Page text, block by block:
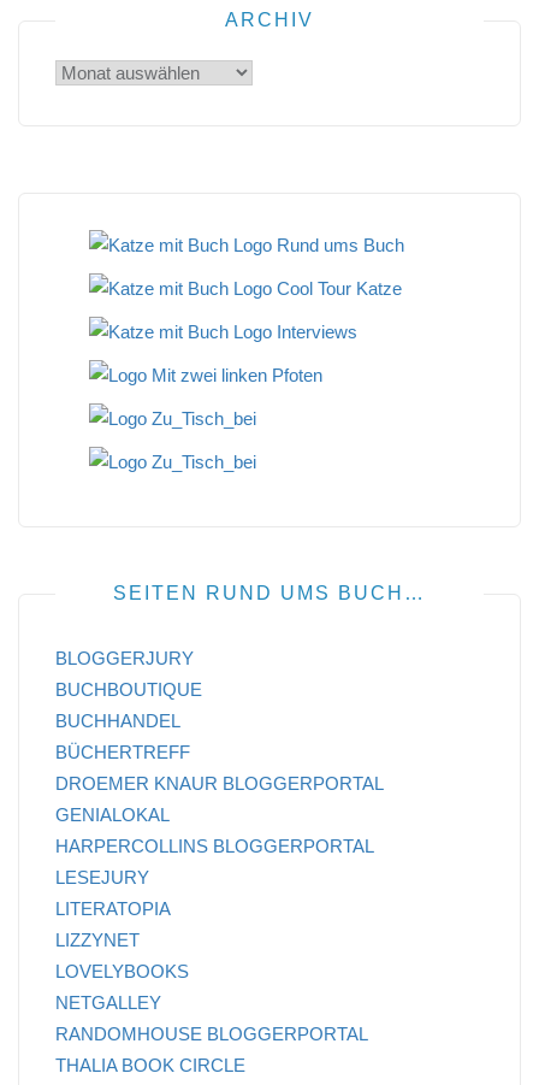
ARCHIV
Archiv
SEITEN RUND UMS BUCH…
BLOGGERJURY
BUCHBOUTIQUE
BUCHHANDEL
BÜCHERTREFF
DROEMER KNAUR BLOGGERPORTAL
GENIALOKAL
HARPERCOLLINS BLOGGERPORTAL
LESEJURY
LITERATOPIA
LIZZYNET
LOVELYBOOKS
NETGALLEY
RANDOMHOUSE BLOGGERPORTAL
THALIA BOOK CIRCLE